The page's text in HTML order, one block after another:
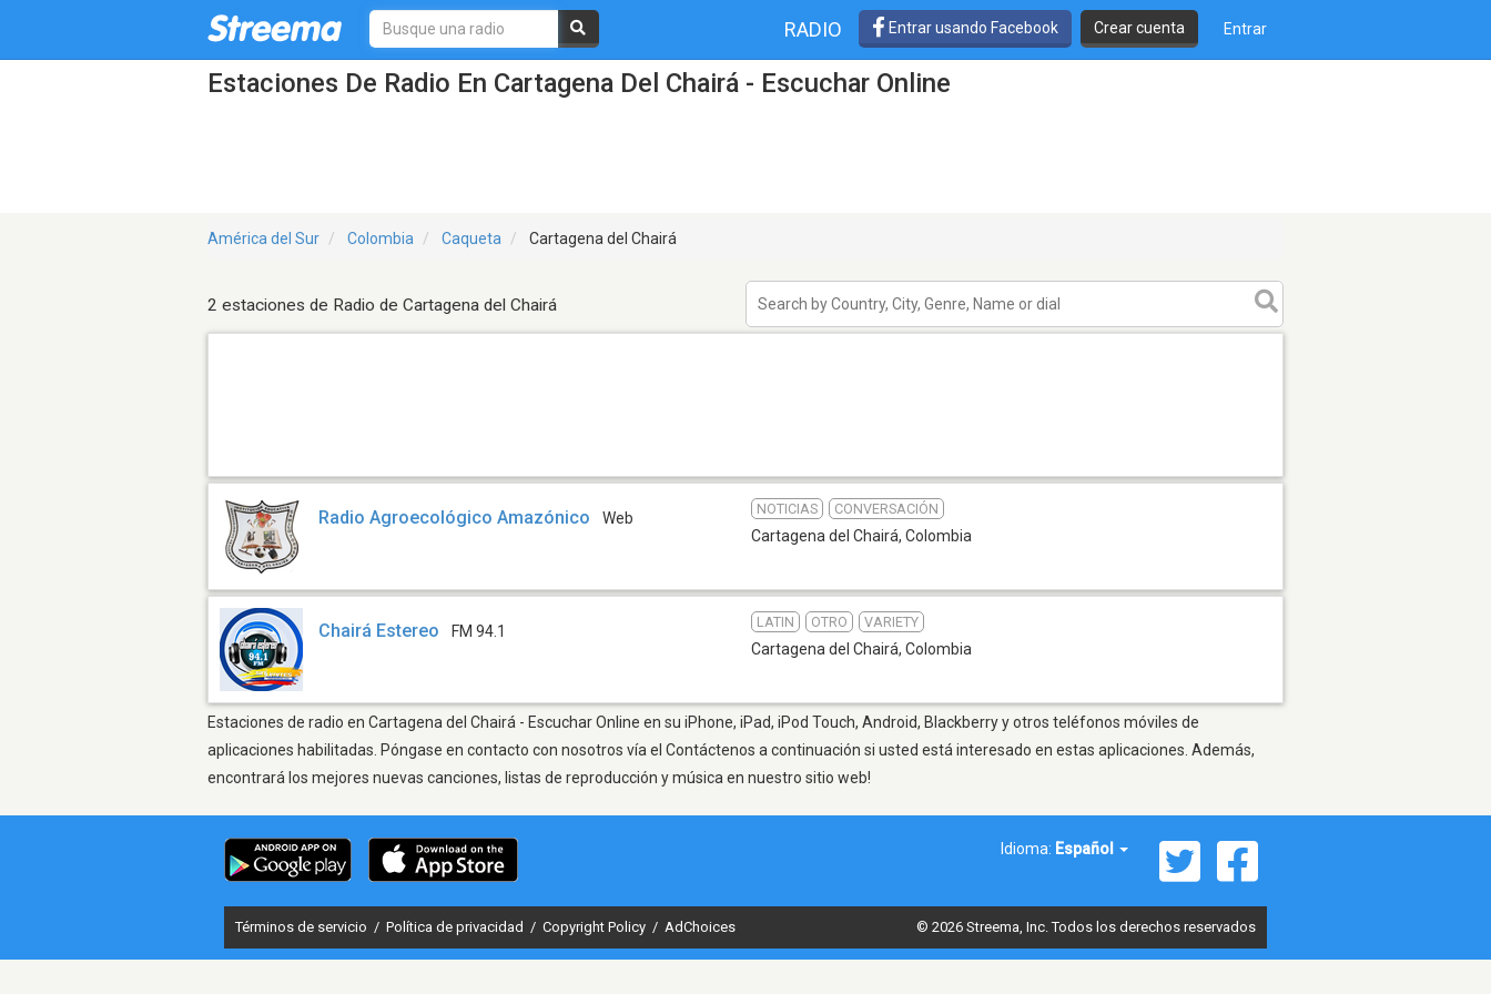
RADIO Entrar usando Facebook Crear cuenta Entrar
Estaciones De Radio En Cartagena Del Chairá - Escuchar Online
América del Sur Colombia Caqueta Cartagena del Chairá
2 estaciones de Radio de Cartagena del Chairá
Radio Agroecológico Amazónico Web
NOTICIAS CONVERSACIÓN
Cartagena del Chairá, Colombia
Chairá Estereo FM 94.1
LATIN OTRO VARIETY
Cartagena del Chairá, Colombia
Estaciones de radio en Cartagena del Chairá - Escuchar Online en su iPhone, iPad, iPod Touch, Android, Blackberry y otros teléfonos móviles de
aplicaciones habilitadas. Póngase en contacto con nosotros vía el Contáctenos a continuación si usted está interesado en estas aplicaciones. Además,
encontrará los mejores nuevas canciones, listas de reproducción y música en nuestro sitio web!
Idioma: Español
Términos de servicio / Política de privacidad / Copyright Policy / AdChoices © 2026 Streema, Inc. Todos los derechos reservados